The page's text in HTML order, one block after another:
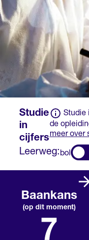
Studie
in
cijfers
Studie
de
meer over
Leerweg: bol
Baankans
(op dit moment)
7
vacatures die
opleiding. Daarom
kun je makkelijk
een baan vinden